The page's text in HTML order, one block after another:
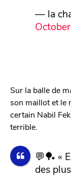
— la
Sur la balle de
son maillot et le
certain Nabil
terrible.
💬🏓 «
des